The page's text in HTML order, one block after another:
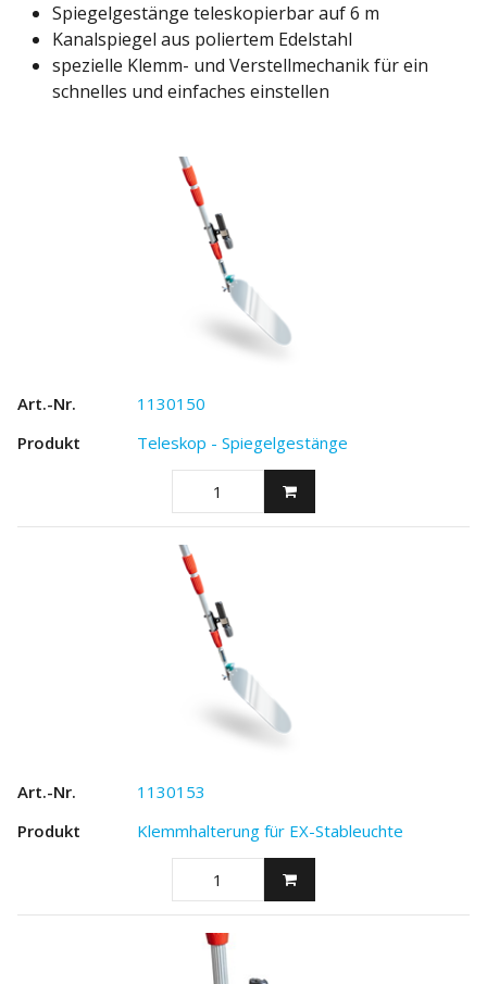
Spiegelgestänge teleskopierbar auf 6 m
Kanalspiegel aus poliertem Edelstahl
spezielle Klemm- und Verstellmechanik für ein
schnelles und einfaches einstellen
1130150
Teleskop - Spiegelgestänge
1130153
Klemmhalterung für EX-Stableuchte